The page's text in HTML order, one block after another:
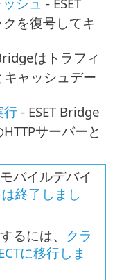
クを復号してキ
はトラフィ
ャッシュデー
行- ESET Bridge
サーバーと
バイルデバイ
終了しまし
るには、 クラ
に移行しま